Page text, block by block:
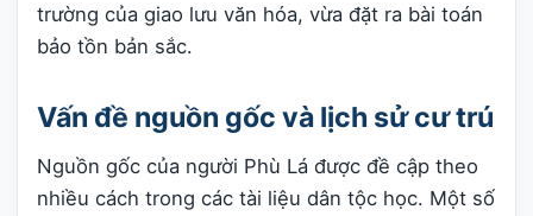
trường của giao lưu văn hóa, vừa đặt ra bài toán
bảo tồn bản sắc.
Vấn đề nguồn gốc và lịch sử cư trú
Nguồn gốc của người Phù Lá được đề cập theo
nhiều cách trong các tài liệu dân tộc học. Một số